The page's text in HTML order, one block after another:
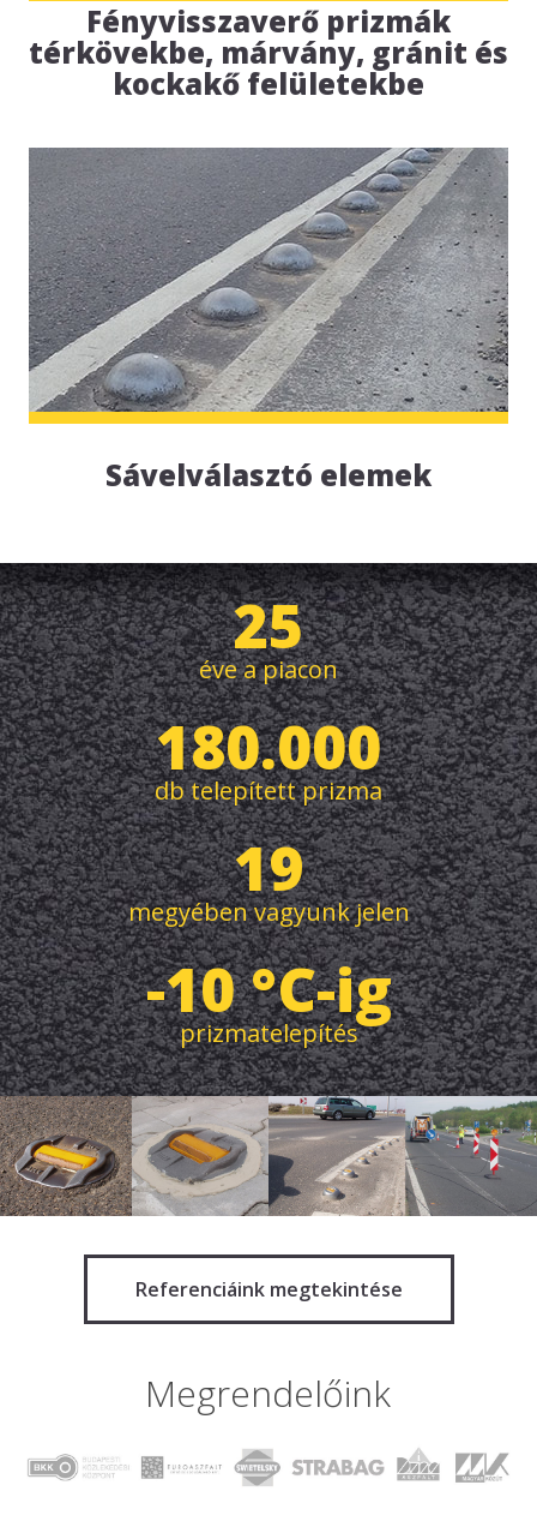
Fényvisszaverő prizmák
térkövekbe, márvány, gránit és
kockakő felületekbe
Sávelválasztó elemek
25
éve a piacon
180.000
db telepített prizma
19
megyében vagyunk jelen
-10 °C-ig
prizmatelepítés
Referenciáink megtekintése
Megrendelőink